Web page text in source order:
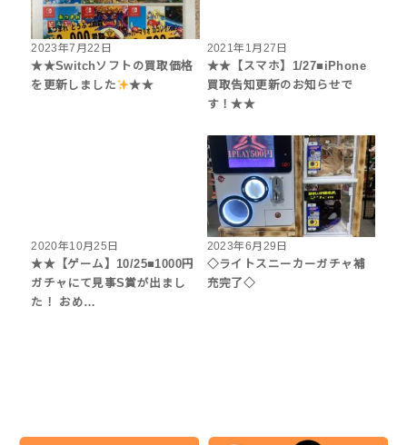
2023年7月22日
★★Switchソフトの買取価格
を更新しました
★★
2021年1月27日
★★【スマホ】1/27■iPhone
買取告知更新のお知らせで
す！★★
2020年10月25日
★★【ゲーム】10/25■1000円
ガチャにて見事S賞が出まし
た！ おめ…
2023年6月29日
◇ライトスニーカーガチャ補
充完了◇